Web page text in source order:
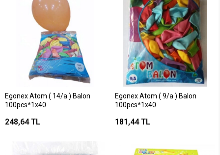
Egonex Atom ( 14/a ) Balon
100pcs*1x40
248,64 TL
Egonex Atom ( 9/a ) Balon
100pcs*1x40
181,44 TL